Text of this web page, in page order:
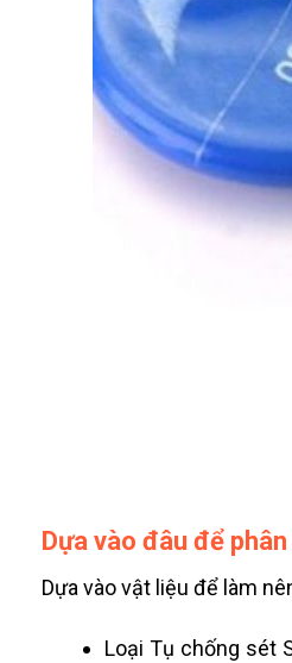
Dựa vào đâu để
Dựa vào vật liệu để làm
Loại Tụ chống sét